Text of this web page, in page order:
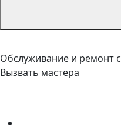
Обслуживание и ремонт
Вызвать мастера